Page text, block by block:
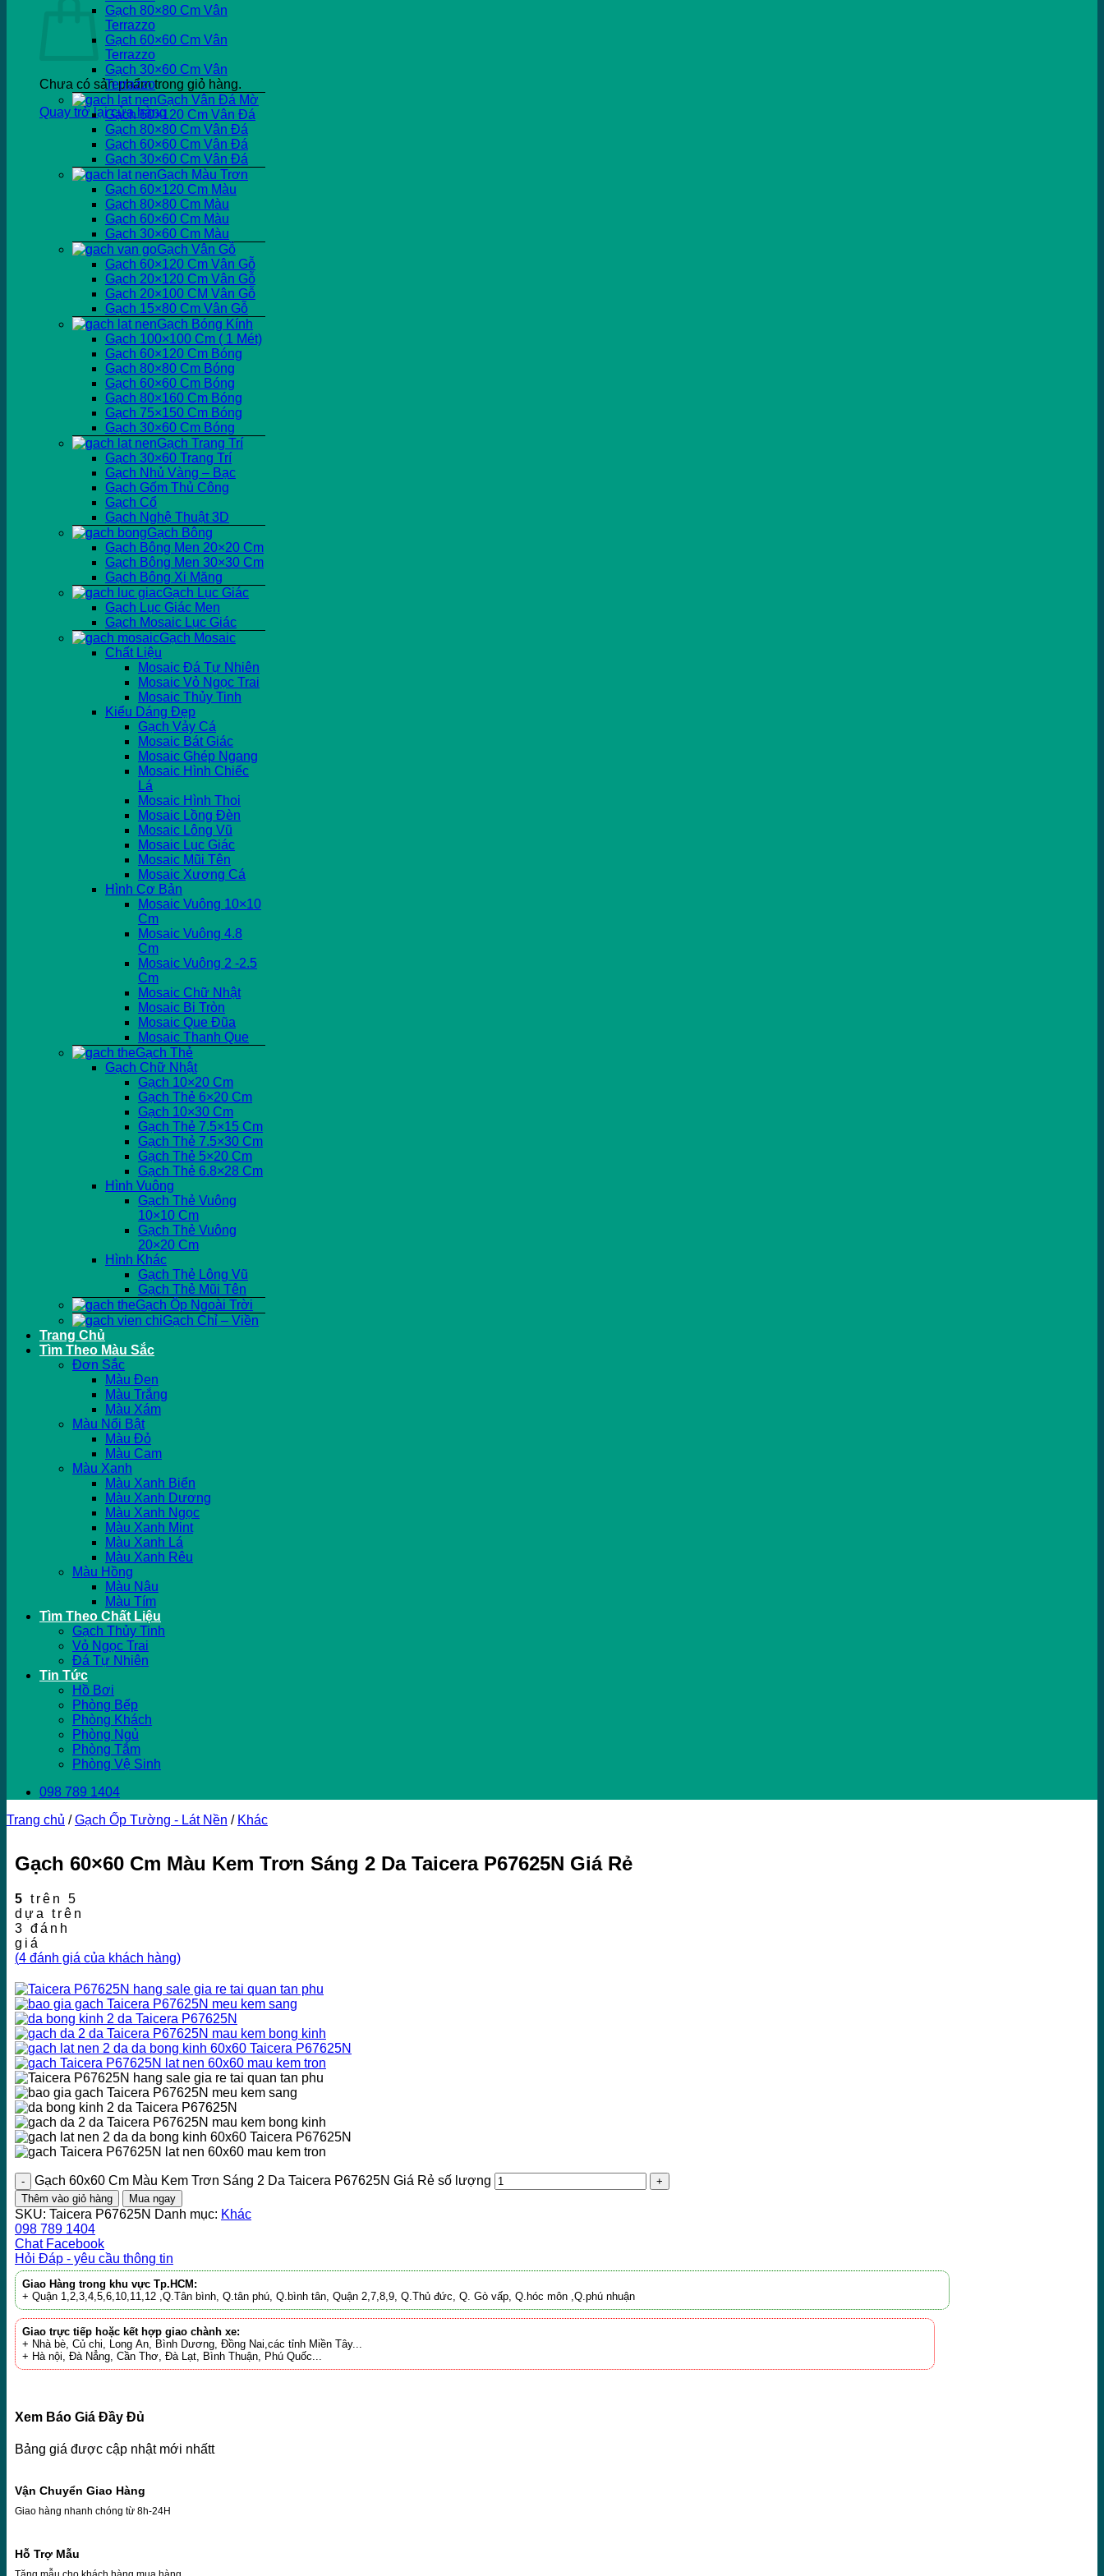
Chưa có sản phẩm trong giỏ hàng.
Quay trở lại cửa hàng
Gạch 80×80 Cm Vân
Terrazzo
Gạch 60×60 Cm Vân
Terrazzo
Gạch 30×60 Cm Vân
Terrazzo
Gạch Vân Đá Mờ
Gạch 60×120 Cm Vân Đá
Gạch 80×80 Cm Vân Đá
Gạch 60×60 Cm Vân Đá
Gạch 30×60 Cm Vân Đá
Gạch Màu Trơn
Gạch 60×120 Cm Màu
Gạch 80×80 Cm Màu
Gạch 60×60 Cm Màu
Gạch 30×60 Cm Màu
Gạch Vân Gỗ
Gạch 60×120 Cm Vân Gỗ
Gạch 20×120 Cm Vân Gỗ
Gạch 20×100 CM Vân Gỗ
Gạch 15×80 Cm Vân Gỗ
Gạch Bóng Kính
Gạch 100×100 Cm ( 1 Mét)
Gạch 60×120 Cm Bóng
Gạch 80×80 Cm Bóng
Gạch 60×60 Cm Bóng
Gạch 80×160 Cm Bóng
Gạch 75×150 Cm Bóng
Gạch 30×60 Cm Bóng
Gạch Trang Trí
Gạch 30×60 Trang Trí
Gạch Nhủ Vàng – Bạc
Gạch Gốm Thủ Công
Gạch Cổ
Gạch Nghệ Thuật 3D
Gạch Bông
Gạch Bông Men 20×20 Cm
Gạch Bông Men 30×30 Cm
Gạch Bông Xi Măng
Gạch Lục Giác
Gạch Lục Giác Men
Gạch Mosaic Lục Giác
Gạch Mosaic
Chất Liệu
Mosaic Đá Tự Nhiên
Mosaic Vỏ Ngọc Trai
Mosaic Thủy Tinh
Kiểu Dáng Đẹp
Gạch Vảy Cá
Mosaic Bát Giác
Mosaic Ghép Ngang
Mosaic Hình Chiếc
Lá
Mosaic Hình Thoi
Mosaic Lồng Đèn
Mosaic Lông Vũ
Mosaic Lục Giác
Mosaic Mũi Tên
Mosaic Xương Cá
Hình Cơ Bản
Mosaic Vuông 10×10
Cm
Mosaic Vuông 4.8
Cm
Mosaic Vuông 2 -2.5
Cm
Mosaic Chữ Nhật
Mosaic Bi Tròn
Mosaic Que Đũa
Mosaic Thanh Que
Gạch Thẻ
Gạch Chữ Nhật
Gạch 10×20 Cm
Gạch Thẻ 6×20 Cm
Gạch 10×30 Cm
Gạch Thẻ 7.5×15 Cm
Gạch Thẻ 7.5×30 Cm
Gạch Thẻ 5×20 Cm
Gạch Thẻ 6.8×28 Cm
Hình Vuông
Gạch Thẻ Vuông
10×10 Cm
Gạch Thẻ Vuông
20×20 Cm
Hình Khác
Gạch Thẻ Lông Vũ
Gạch Thẻ Mũi Tên
Gạch Ốp Ngoài Trời
Gạch Chỉ – Viền
Trang Chủ
Tìm Theo Màu Sắc
Đơn Sắc
Màu Đen
Màu Trắng
Màu Xám
Màu Nổi Bật
Màu Đỏ
Màu Cam
Màu Xanh
Màu Xanh Biển
Màu Xanh Dương
Màu Xanh Ngọc
Màu Xanh Mint
Màu Xanh Lá
Màu Xanh Rêu
Màu Hồng
Màu Nâu
Màu Tím
Tìm Theo Chất Liệu
Gạch Thủy Tinh
Vỏ Ngọc Trai
Đá Tự Nhiên
Tin Tức
Hồ Bơi
Phòng Bếp
Phòng Khách
Phòng Ngủ
Phòng Tắm
Phòng Vệ Sinh
098 789 1404
Trang chủ / Gạch Ốp Tường - Lát Nền / Khác
Gạch 60×60 Cm Màu Kem Trơn Sáng 2 Da Taicera P67625N Giá Rẻ
5 trên 5
dựa trên
3 đánh
giá
(4 đánh giá của khách hàng)
Gạch 60x60 Cm Màu Kem Trơn Sáng 2 Da Taicera P67625N Giá Rẻ số lượng
Thêm vào giỏ hàng Mua ngay
SKU: Taicera P67625N Danh mục: Khác
098 789 1404
Chat Facebook
Hỏi Đáp - yêu cầu thông tin
Giao Hàng trong khu vực Tp.HCM:
+ Quận 1,2,3,4,5,6,10,11,12 ,Q.Tân bình, Q.tân phú, Q.bình tân, Quận 2,7,8,9, Q.Thủ đức, Q. Gò vấp, Q.hóc môn ,Q.phú nhuận
Giao trực tiếp hoặc kết hợp giao chành xe:
+ Nhà bè, Củ chi, Long An, Bình Dương, Đồng Nai,các tỉnh Miền Tây...
+ Hà nội, Đà Nẳng, Cần Thơ, Đà Lạt, Bình Thuận, Phú Quốc...
Xem Báo Giá Đầy Đủ
Bảng giá được cập nhật mới nhấtt
Vận Chuyển Giao Hàng
Giao hàng nhanh chóng từ 8h-24H
Hỗ Trợ Mẫu